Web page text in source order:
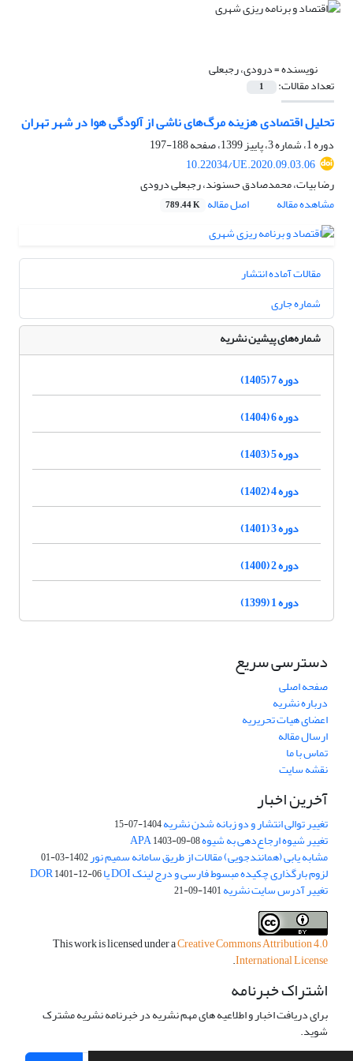
نویسنده =درودی، رجبعلی
تعداد مقالات: 1
تحلیل اقتصادی هزینه مرگ‌های ناشی از آلودگی هوا در شهر تهران
دوره 1، شماره 3، پاییز 1399، صفحه
188-197
10.22034/UE.2020.09.03.06
رضا بیات، محمدصادق حسنوند، رجبعلی درودی
مشاهده مقاله
اصل مقاله 789.44 K
مقالات آماده انتشار
شماره جاری
شماره‌های پیشین نشریه
دوره 7 (1405)
دوره 6 (1404)
دوره 5 (1403)
دوره 4 (1402)
دوره 3 (1401)
دوره 2 (1400)
دوره 1 (1399)
دسترسی سریع
صفحه اصلی
درباره نشریه
اعضای هیات تحریریه
ارسال مقاله
تماس با ما
نقشه سایت
آخرین اخبار
تغییر توالی انتشار و دو زبانه شدن نشریه1404-07-15
تغییر شیوه ارجاع‌دهی به شیوه APA1403-09-08
مشابه یابی (همانندجویی) مقالات از طریق سامانه سمیم نور1402-03-01
لزوم بارگذاری چکیده مبسوط فارسی و درج لینک DOI یا DOR 1401-12-06
تغییر آدرس سایت نشریه1401-09-21
This work is licensed under aCreative Commons Attribution 4.0
International License
.
اشتراک خبرنامه
برای دریافت اخبار و اطلاعیه های مهم نشریه در خبرنامه نشریه مشترک
شوید.